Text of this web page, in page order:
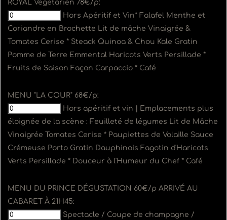
ROYAL Végétarien 78€/p:
Hors Apéritif et Vin* Falafel Menthe et
Coriandre en Brochette Lit de mâche Vinaigrée &
Tomates Cerise * Steack Quinoa & Chou Kale Gratin
Pomme de Terre Emmental Haricots Verts Persillade *
Fruits de Saison Façon Carpaccio * Café
MENU "LA COUR" 68€/p:
Hors apéritif et vin | Emplacements plus
éloignée de la scène : Feuilleté de légumes Lit de Mâche
Vinaigrée Tomates Cerise * Paupiettes de Volaille Sauce
Crémeuse Porto Gratin Dauphinois Fagotin d'Haricots
Verts Persillade * Douceur à l'Humeur du Chef * Café
MENU DU PRINCE DÉGUSTATION 60€/p ARRIVÉ AU
CABARET À 21H45:
Spectacle / Coupe de champagne /